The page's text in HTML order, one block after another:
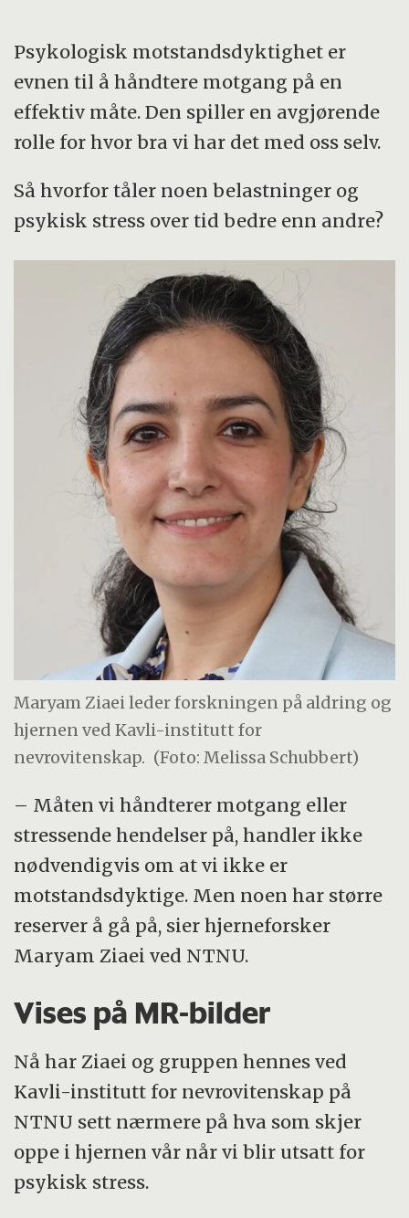
Psykologisk motstandsdyktighet er
evnen til å håndtere motgang på en
effektiv måte. Den spiller en avgjørende
rolle for hvor bra vi har det med oss selv.
Så hvorfor tåler noen belastninger og
psykisk stress over tid bedre enn andre?
Maryam Ziaei leder forskningen på aldring og
hjernen ved Kavli-institutt for
nevrovitenskap. (Foto: Melissa Schubbert)
– Måten vi håndterer motgang eller
stressende hendelser på, handler ikke
nødvendigvis om at vi ikke er
motstandsdyktige. Men noen har større
reserver å gå på, sier hjerneforsker
Maryam Ziaei ved NTNU.
Vises på MR-bilder
Nå har Ziaei og gruppen hennes ved
Kavli-institutt for nevrovitenskap på
NTNU sett nærmere på hva som skjer
oppe i hjernen vår når vi blir utsatt for
psykisk stress.